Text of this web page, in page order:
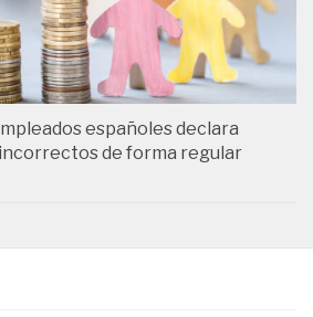
españoles declara
de forma regular